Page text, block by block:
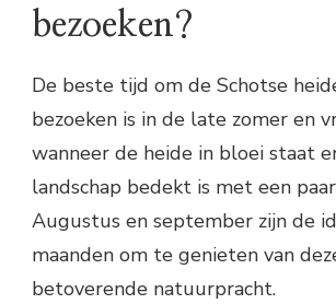
bezoeken?
De beste tijd om de Schotse
bezoeken is in de late zomer en
wanneer de heide in bloei staat
landschap bedekt is met een
Augustus en september zijn de
maanden om te genieten van
betoverende natuurpracht.